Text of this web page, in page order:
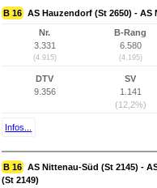
B 16 AS Hauzendorf (St 2650) - AS
Nr.
3.331
(4.915)
B-Rang
6.580
(4.195)
DTV
9.356
SV
1.141
(12,2%)
Infos...
B 16 AS Nittenau-Süd (St 2145) -
(St 2149)